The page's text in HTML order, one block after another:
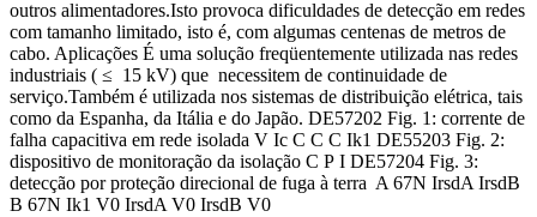
outros alimentadores.Isto provoca dificuldades de detecção em redes
com tamanho limitado, isto é, com algumas centenas de metros de
cabo. Aplicações É uma solução freqüentemente utilizada nas redes
industriais ( ≤ 15 kV) que necessitem de continuidade de
serviço.Também é utilizada nos sistemas de distribuição elétrica, tais
como da Espanha, da Itália e do Japão. DE57202 Fig. 1: corrente de
falha capacitiva em rede isolada V Ic C C C Ik1 DE55203 Fig. 2:
dispositivo de monitoração da isolação C P I DE57204 Fig. 3:
detecção por proteção direcional de fuga à terra A 67N IrsdA IrsdB
B 67N Ik1 V0 IrsdA V0 IrsdB V0